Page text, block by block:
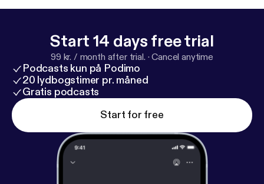
EPr99o-L_xYoBazVD9FurjOJaZ3dHhglHnd9JyRrP
h-RCur5kqpg&__tn__=-UK-
FmfS-
eller søg på Sidste Omgang på din podcast app.
#sidsteomgang [
https://www.facebook.com/hashta
g/sidsteomgang?
__eep__=6&__cft__
kTElTKMidjPkw_Yid2ETvz0w-
yHSibdQKqZWUGOYhdRkFLR0I-
Start 14 days free trial
99 kr. / month after trial. ·Cancel anytime
Podcasts kun på Podimo
20 lydbogstimer pr. måned
Gratis podcasts
Start for free